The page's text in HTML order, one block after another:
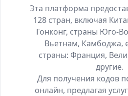
Эта платформа
128 стран, включая
Гонконг, страны Юго-
Вьетнам, Камбоджа,
страны: Франция,
другие.
Для получения кодов
онлайн, предлагая